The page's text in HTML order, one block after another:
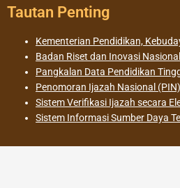
Tautan Penting
Kementerian Pendidikan,
Badan Riset dan Inovasi
Pangkalan Data Pendidikan
Penomoran Ijazah Nasional (PIN)
Sistem Verifikasi Ijazah secara
Sistem Informasi Sumber Daya